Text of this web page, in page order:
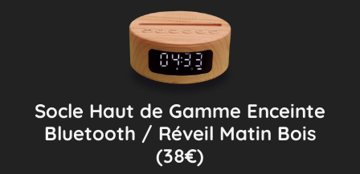
Socle Haut de Gamme Enceinte
Bluetooth / Réveil Matin Bois
(38€)